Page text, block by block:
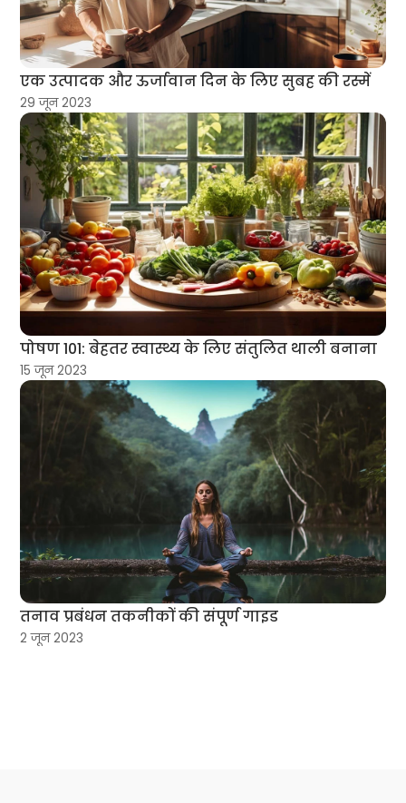
एक उत्पादक और ऊर्जावान दिन के लिए सुबह की रस्में
29 जून 2023
पोषण 101: बेहतर स्वास्थ्य के लिए संतुलित थाली बनाना
15 जून 2023
तनाव प्रबंधन तकनीकों की संपूर्ण गाइड
2 जून 2023